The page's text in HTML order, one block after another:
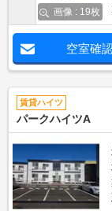
画像 : 19枚
空室確
賃貸ハイツ
パークハイツA